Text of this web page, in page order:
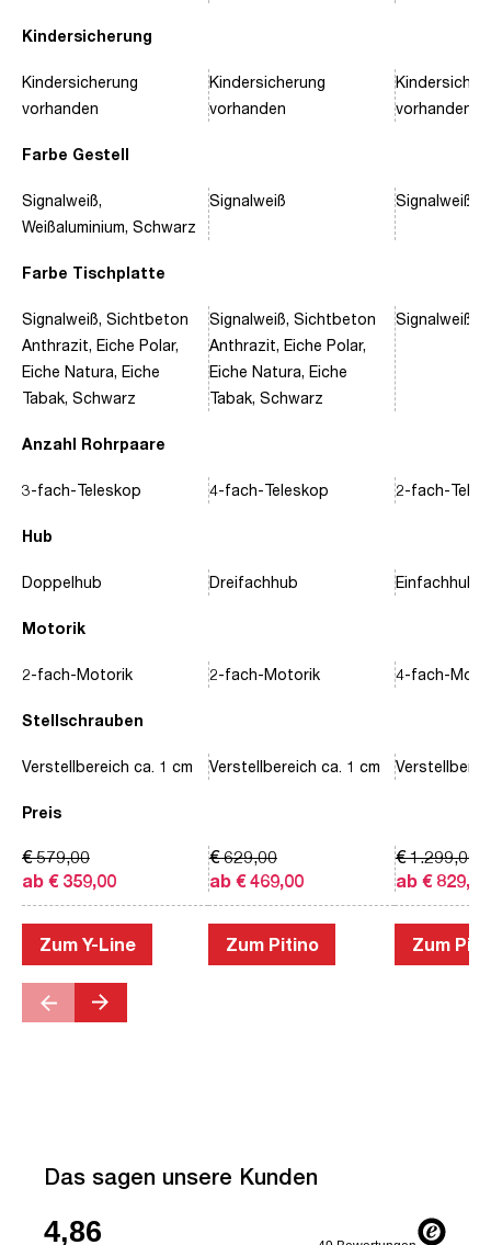
Kindersicherung
Farbe Gestell
Farbe Tischplatte
Anzahl Rohrpaare
Hub
Motorik
Stellschrauben
Preis
Kindersicherung
vorhanden
Signalweiß,
Weißaluminium, Schwarz
Signalweiß, Sichtbeton
Anthrazit, Eiche Polar,
Eiche Natura, Eiche
Tabak, Schwarz
3-fach-Teleskop
Doppelhub
2-fach-Motorik
Verstellbereich ca. 1 cm
ab € 359,00
€ 579,00
Zum Y-Line
Kindersicherung
vorhanden
Signalweiß
Signalweiß, Sichtbeton
Anthrazit, Eiche Polar,
Eiche Natura, Eiche
Tabak, Schwarz
4-fach-Teleskop
Dreifachhub
2-fach-Motorik
Verstellbereich ca. 1 cm
ab € 469,00
€ 629,00
Zum Pitino
vorhanden
Signalweiß,
Signalweiß,
2-fach-
Einfachhub
4-fach-
ab € 829,00
€ 1.299,00
Zum
Das sagen unsere Kunden